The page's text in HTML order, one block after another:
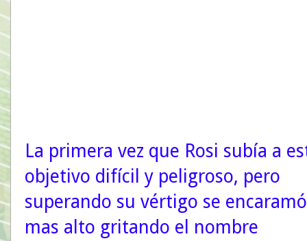
La primera vez que Rosi subía a
objetivo difícil y peligroso, pero
superando su vértigo se
mas alto gritando el nombre